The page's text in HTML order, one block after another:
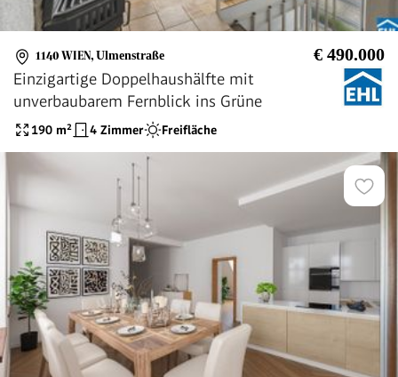
1140 WIEN, Ulmenstraße € 490.000
Einzigartige Doppelhaushälfte mit
unverbaubarem Fernblick ins Grüne
190 m² 4 Zimmer Freifläche